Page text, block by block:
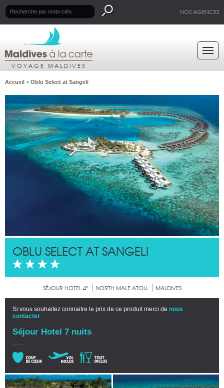
NOS AGENCES
VOYAGE MALDIVES
Accueil > Oblu Select at Sangeli
OBLU SELECT AT SANGELI
SÉJOUR HOTEL 4* NORTH MALE ATOLL MALDIVES
Si vous souhaitez connaitre le prix de ce produit merci de nous
contacter
Séjour Hotel 7 nuits